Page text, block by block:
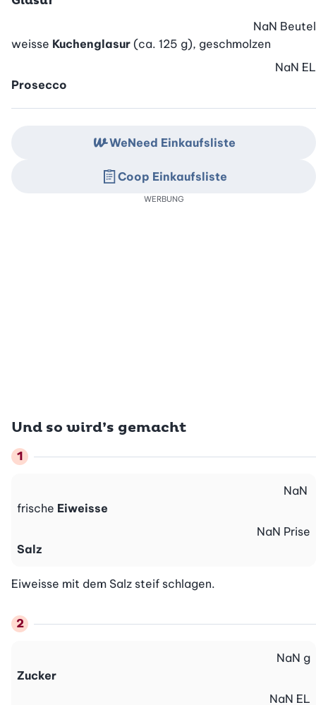
weisse Kuchenglasur (ca. 125 g), geschmolzen
NaN Beutel
Prosecco
NaN EL
Und so wird’s gemacht
frische Eiweisse
NaN
Salz
NaN Prise
Eiweisse mit dem Salz steif schlagen.
Zucker
NaN g
NaN EL
WeNeed Einkaufsliste
Coop Einkaufsliste
WERBUNG